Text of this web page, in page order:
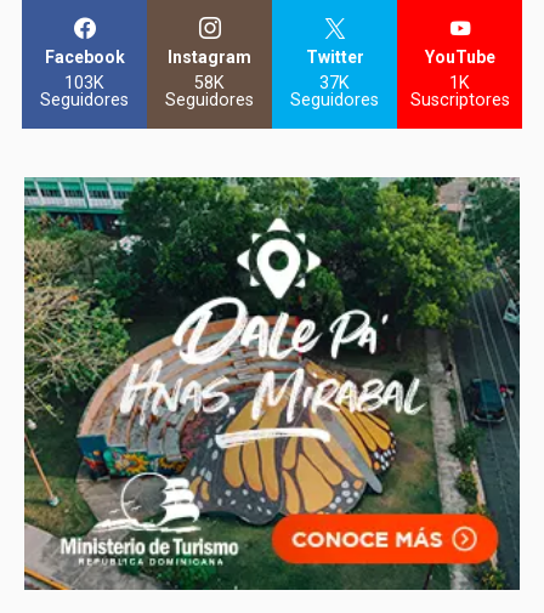
Facebook
103K
Seguidores
Instagram
58K
Seguidores
Twitter
37K
Seguidores
YouTube
1K
Suscriptores